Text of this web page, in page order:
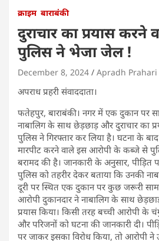
क्राइम बाराबंकी
दुराचार का प्रयास करने
पुलिस ने भेजा जेल !
December 8, 2024 Apradh Prahari
अपराध प्रहरी संवाददाता।
फतेहपुर, बाराबंकी। नगर में एक दुकान पर
नाबालिग के साथ छेड़छाड़ और दुराचार का
पुलिस ने गिरफ्तार कर लिया है। घटना के
मारपीट करने वाले इस आरोपी के कब्जे से
बरामद की है। जानकारी के अनुसार, पीड़ित
पुलिस को तहरीर देकर बताया कि उनकी
दूरी पर स्थित एक दुकान पर कुछ जरूरी
आरोपी दुकानदार ने नाबालिग के साथ
प्रयास किया। किसी तरह बच्ची आरोपी
और परिजनों को घटना की जानकारी दी।
पर जाकर इसका विरोध किया, तो आरोपी ने